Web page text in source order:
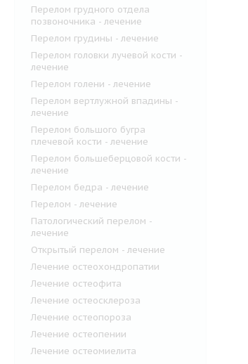
Перелом грудного отдела
позвоночника - лечение
Перелом грудины - лечение
Перелом головки лучевой кости -
лечение
Перелом голени - лечение
Перелом вертлужной впадины -
лечение
Перелом большого бугра
плечевой кости - лечение
Перелом большеберцовой кости -
лечение
Перелом бедра - лечение
Перелом - лечение
Патологический перелом -
лечение
Открытый перелом - лечение
Лечение остеохондропатии
Лечение остеофита
Лечение остеосклероза
Лечение остеопороза
Лечение остеопении
Лечение остеомиелита